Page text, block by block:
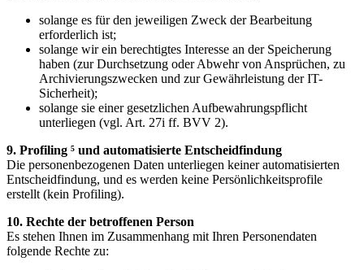
solange es für den jeweiligen Zweck der Bearbeitung
erforderlich ist;
solange wir ein berechtigtes Interesse an der Speicherung
haben (zur Durchsetzung oder Abwehr von Ansprüchen, zu
Archivierungszwecken und zur Gewährleistung der IT-
Sicherheit);
solange sie einer gesetzlichen Aufbewahrungspflicht
unterliegen (vgl. Art. 27i ff. BVV 2).
9. Profiling ⁵ und automatisierte Entscheidfindung
Die personenbezogenen Daten unterliegen keiner automatisierten
Entscheidfindung, und es werden keine Persönlichkeitsprofile
erstellt (kein Profiling).
10. Rechte der betroffenen Person
Es stehen Ihnen im Zusammenhang mit Ihren Personendaten
folgende Rechte zu: